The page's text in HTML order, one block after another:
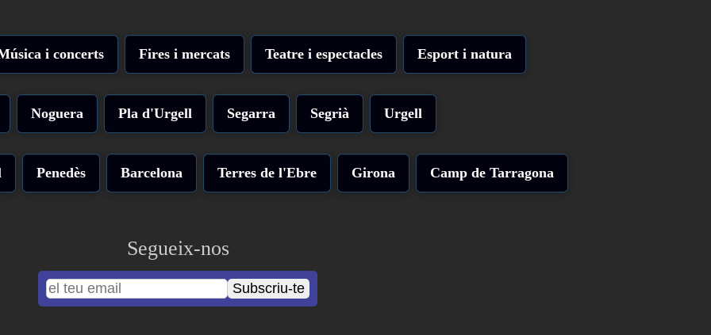
i concerts Fires i mercats Teatre i espectacles Esport i natura
Noguera Pla d'Urgell Segarra Segrià Urgell
Penedès Barcelona Terres de l'Ebre Girona Camp de Tarragona
Segueix-nos
Subscriu-te